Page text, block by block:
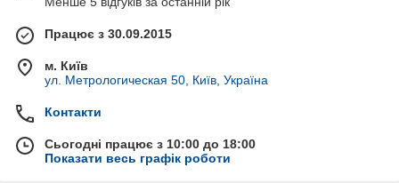
Працює з 30.09.2015
м. Київ
ул. Метрологическая 50, Київ, Україна
Контакти
Сьогодні працює з 10:00 до 18:00
Показати весь графік роботи